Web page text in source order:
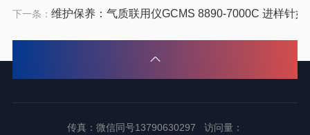
下一条： 维护保养：气质联用仪GCMS 8890-7000C 进样针如
传真：微信同号13790630297 访问量：